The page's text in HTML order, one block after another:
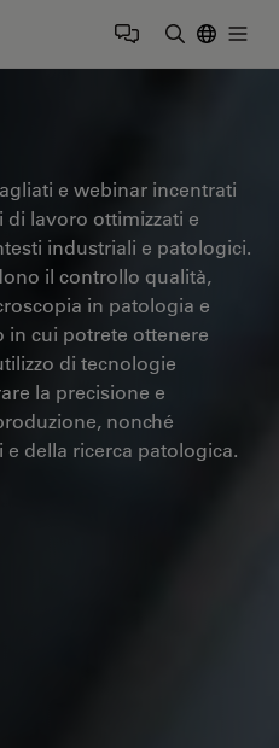
e webinar incentrati
lavoro ottimizzati e
industriali e patologici.
il controllo qualità,
in patologia e
in cui potrete ottenere
di tecnologie
la precisione e
nonché
della ricerca patologica.